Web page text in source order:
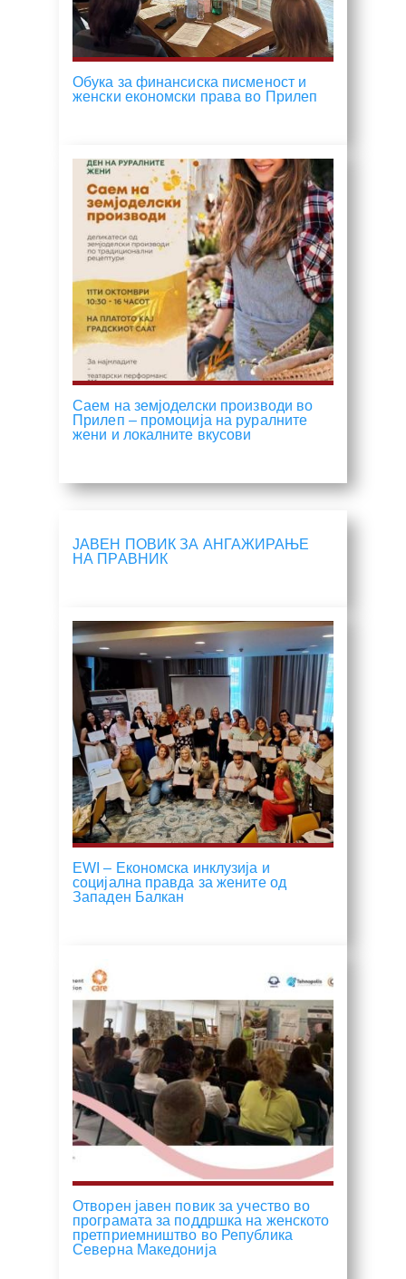
Обука за финансиска писменост и
женски економски права во Прилеп
Саем на земјоделски производи во
Прилеп – промоција на руралните
жени и локалните вкусови
ЈАВЕН ПОВИК ЗА АНГАЖИРАЊЕ
НА ПРАВНИК
EWI – Економска инклузија и
социјална правда за жените од
Западен Балкан
Отворен јавен повик за учество во
програмата за поддршка на женското
претприемништво во Република
Северна Македонија